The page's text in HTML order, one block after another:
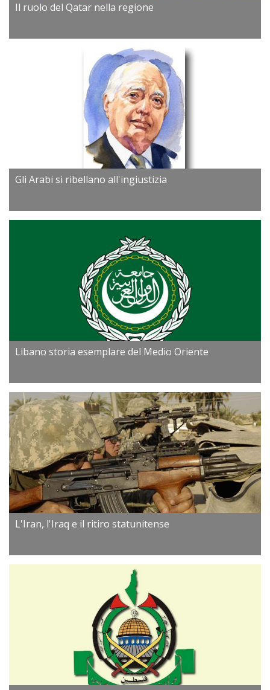
Il ruolo del Qatar nella regione
Gli Arabi si ribellano all'ingiustizia
Libano storia esemplare del Medio Oriente
L'Iran, l'Iraq e il ritiro statunitense